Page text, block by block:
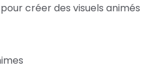
créer des visuels animés